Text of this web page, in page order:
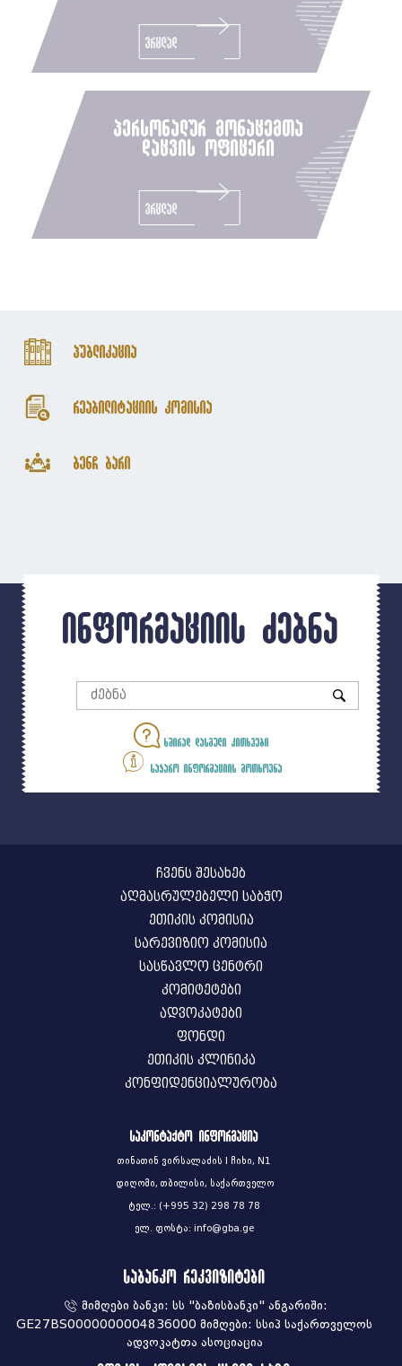
ვრცლად
პერსონალურ მონაცემთა
დაცვის ოფიცერი
ვრცლად
პუბლიკაცია
რეაბილიტაციის კომისია
ბენჩ ბარი
ინფორმაციის ძებნა
ხშირად დასმული კითხვები
საჯარო ინფორმაციის მოთხოვნა
ჩვენს შესახებ
აღმასრულებელი საბჭო
ეთიკის კომისია
სარევიზიო კომისია
სასწავლო ცენტრი
კომიტეტები
ადვოკატები
ფონდი
ეთიკის კლინიკა
კონფიდენციალურობა
საკონტაქტო ინფორმაცია
თინათინ ვირსალაძის I ჩიხი, N1
დიღომი, თბილისი, საქართველო
ტელ.: (+995 32) 298 78 78
ელ. ფოსტა: info@gba.ge
საბანკო რეკვიზიტები
მიმღები ბანკი: სს "ბაზისბანკი" ანგარიში:
GE27BS0000000004836000 მიმღები: სსიპ საქართველოს
ადვოკატთა ასოციაცია